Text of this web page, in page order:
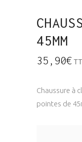
45MM
35,90€
Chaussure à
pointes de